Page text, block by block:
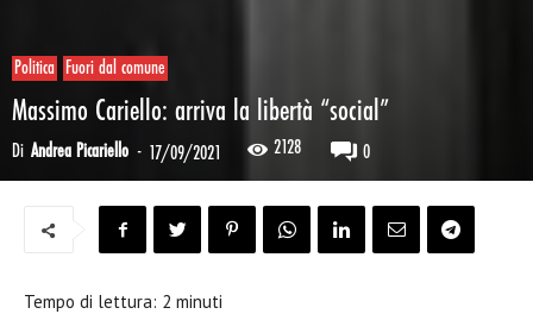
Politica Fuori dal comune
Massimo Cariello: arriva la libertà “social”
Di Andrea Picariello - 17/09/2021 2128 0
Tempo di lettura: 2 minuti